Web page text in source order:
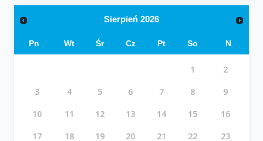
Sierpień 2026
Pn Wt Śr Cz Pt So N
1
2
3
4 5 6 7 8
9
10
11 12 13 14 15
16
17
18 19 20 21 22
23